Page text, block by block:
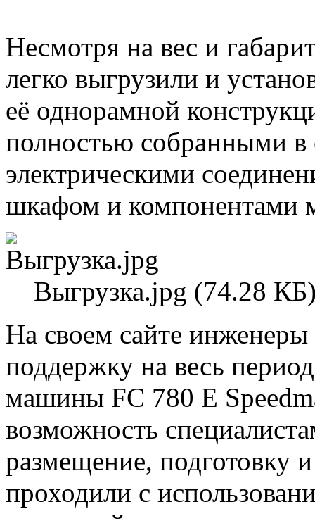
Несмотря на вес и
легко выгрузили и
её однорамной
полностью собранными
электрическими
шкафом и компонентами
Выгрузка.jpg (74.28
На своем сайте
поддержку на весь
машины FC 780 E
возможность
размещение, подготовку
проходили с